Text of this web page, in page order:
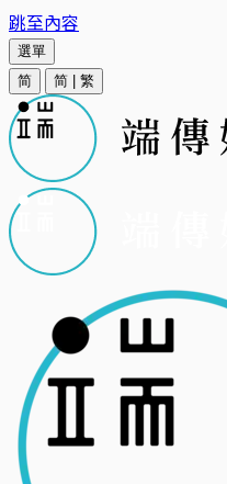
跳至內容
選單
简
简 繁